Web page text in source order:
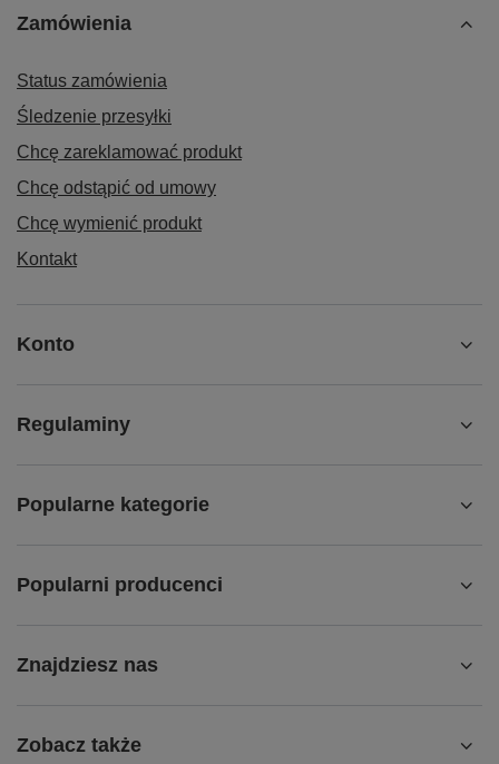
Zamówienia
Status zamówienia
Śledzenie przesyłki
Chcę zareklamować produkt
Chcę odstąpić od umowy
Chcę wymienić produkt
Kontakt
Konto
Regulaminy
Popularne kategorie
Popularni producenci
Znajdziesz nas
Zobacz także